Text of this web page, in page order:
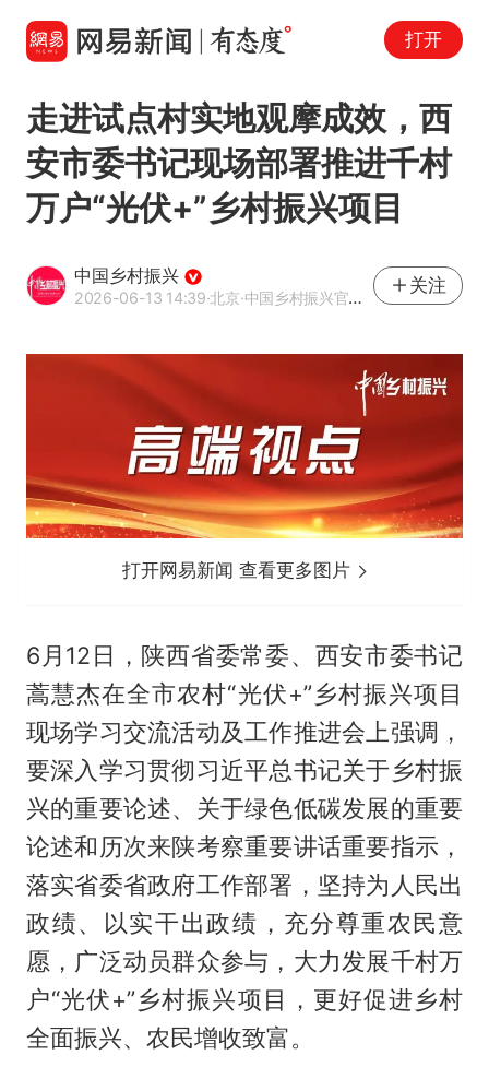
打开
走进试点村实地观摩成效，西
安市委书记现场部署推进千村
万户“光伏+”乡村振兴项目
中国乡村振兴
2026-06-13 14:39·北京·中国乡村振兴官方网易号
关注
打开网易新闻 查看更多图片
6月12日，陕西省委常委、西安市委书记
蒿慧杰在全市农村“光伏+”乡村振兴项目
现场学习交流活动及工作推进会上强调，
要深入学习贯彻习近平总书记关于乡村振
兴的重要论述、关于绿色低碳发展的重要
论述和历次来陕考察重要讲话重要指示，
落实省委省政府工作部署，坚持为人民出
政绩、以实干出政绩，充分尊重农民意
愿，广泛动员群众参与，大力发展千村万
户“光伏+”乡村振兴项目，更好促进乡村
全面振兴、农民增收致富。